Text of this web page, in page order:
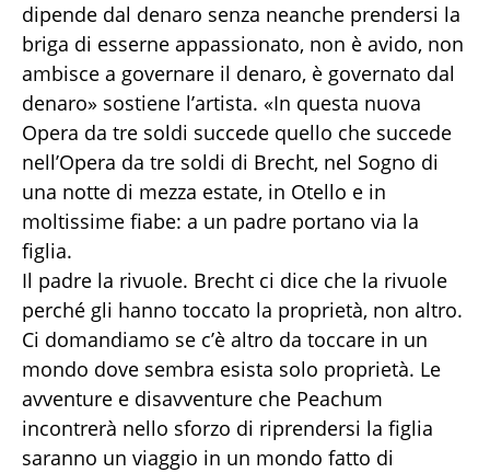
dipende dal denaro senza neanche prendersi la
briga di esserne appassionato, non è avido, non
ambisce a governare il denaro, è governato dal
denaro» sostiene l’artista. «In questa nuova
Opera da tre soldi succede quello che succede
nell’Opera da tre soldi di Brecht, nel Sogno di
una notte di mezza estate, in Otello e in
moltissime fiabe: a un padre portano via la
figlia.
Il padre la rivuole. Brecht ci dice che la rivuole
perché gli hanno toccato la proprietà, non altro.
Ci domandiamo se c’è altro da toccare in un
mondo dove sembra esista solo proprietà. Le
avventure e disavventure che Peachum
incontrerà nello sforzo di riprendersi la figlia
saranno un viaggio in un mondo fatto di